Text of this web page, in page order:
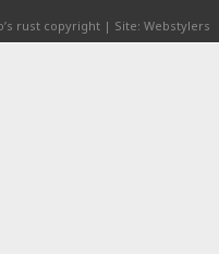
rust copyright | Site: Webstylers